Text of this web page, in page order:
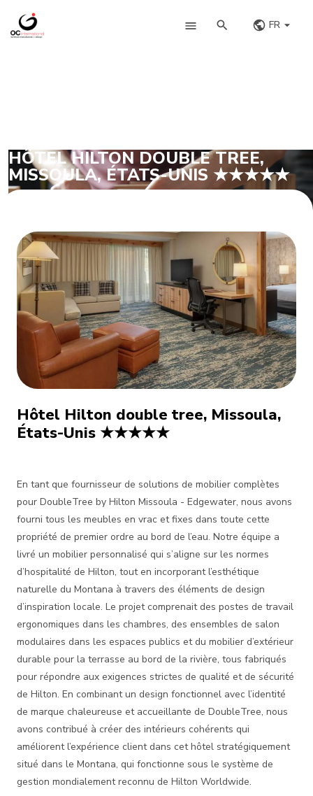
FR
HÔTEL HILTON DOUBLE TREE,
MISSOULA, ÉTATS-UNIS ★★★★★
Hôtel Hilton double tree, Missoula,
États-Unis ★★★★★
En tant que fournisseur de solutions de mobilier complètes
pour DoubleTree by Hilton Missoula - Edgewater, nous avons
fourni tous les meubles en vrac et fixes dans toute cette
propriété de premier ordre au bord de l’eau. Notre équipe a
livré un mobilier personnalisé qui s’aligne sur les normes
d’hospitalité de Hilton, tout en incorporant l’esthétique
naturelle du Montana à travers des éléments de design
d’inspiration locale. Le projet comprenait des postes de travail
ergonomiques dans les chambres, des ensembles de salon
modulaires dans les espaces publics et du mobilier d’extérieur
durable pour la terrasse au bord de la rivière, tous fabriqués
pour répondre aux exigences strictes de qualité et de sécurité
de Hilton. En combinant un design fonctionnel avec l’identité
de marque chaleureuse et accueillante de DoubleTree, nous
avons contribué à créer des intérieurs cohérents qui
améliorent l’expérience client dans cet hôtel stratégiquement
situé dans le Montana, qui fonctionne sous le système de
gestion mondialement reconnu de Hilton Worldwide.